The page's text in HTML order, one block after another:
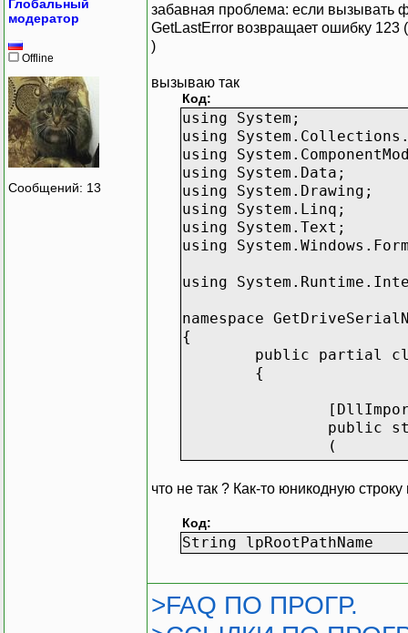
Глобальный
модератор
Offline
Сообщений: 13
забавная проблема: если вызывать
GetLastError возвращает ошибку
)
вызываю так
Код:
using System;
using
using
using System.Data;
using System.Drawing;
using System.Linq;
using System.Text;
using
using
namespace
{
public partial
{
public
(
);
что не так ? Как-то юникодную
Код:
String
>FAQ ПО ПРОГР.